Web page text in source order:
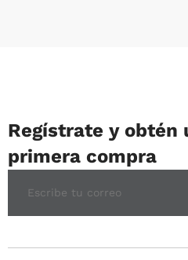
Regístrate y obtén
primera compra